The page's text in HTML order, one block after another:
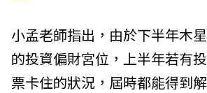
小孟老師指出，由於下半年木
的投資偏財宮位，上半年若有
票卡住的狀況，屆時都能得到